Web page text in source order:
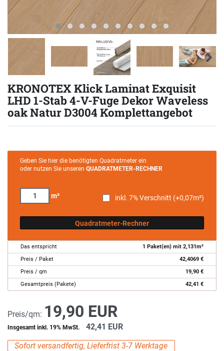
KRONOTEX Klick Laminat Exquisit
LHD 1-Stab 4-V-Fuge Dekor Waveless
oak Natur D3004 Komplettangebot
Geben Sie hier die benötigten Quadratmeter ein
oder nutzen Sie unseren QUADRATMETER-RECHNER
m² inkl. 7% Verschnitt (+0,07m²)
Quadratmeter-Rechner
Das entspricht 1 Paket(en) mit 2,131m²
Preis / Paket
42,4069 €
Preis / qm
19,90 €
Gesamtpreis (Pakete)
42,41 €
Preis/qm: 19,90 EUR
Insgesamt inkl. 19% MwSt. 42,41 EUR
Sofort versandfertig, Lieferfrist 3-7 Werktage